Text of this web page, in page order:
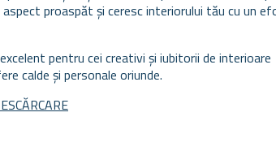
proaspăt și ceresc interiorului tău cu un
pentru cei creativi și iubitorii de interioare
calde și personale oriunde.